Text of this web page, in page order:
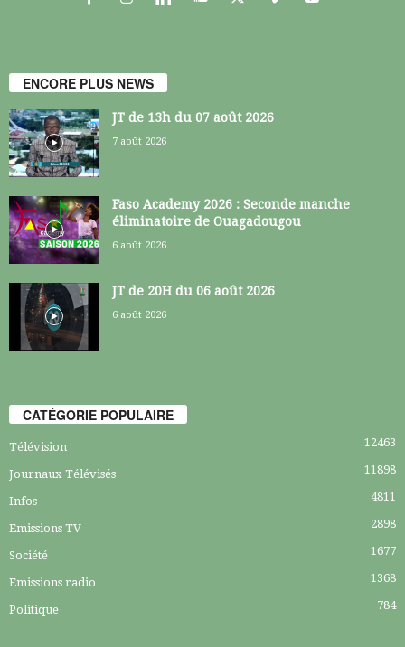
ENCORE PLUS NEWS
JT de 13h du 07 août 2026
7 août 2026
Faso Academy 2026 : Seconde manche
éliminatoire de Ouagadougou
6 août 2026
JT de 20H du 06 août 2026
6 août 2026
CATÉGORIE POPULAIRE
Télévision 12463
Journaux Télévisés 11898
Infos 4811
Emissions TV 2898
Société 1677
Emissions radio 1368
Politique 784